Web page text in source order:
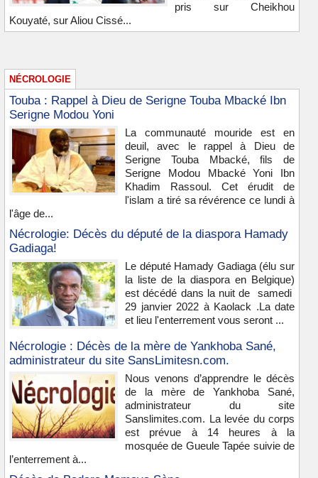
pris sur Cheikhou
Kouyaté, sur Aliou Cissé...
NÉCROLOGIE
Touba : Rappel à Dieu de Serigne Touba Mbacké Ibn
Serigne Modou Yoni
La communauté mouride est en
deuil, avec le rappel à Dieu de
Serigne Touba Mbacké, fils de
Serigne Modou Mbacké Yoni Ibn
Khadim Rassoul. Cet érudit de
l'islam a tiré sa révérence ce lundi à
l'âge de...
Nécrologie: Décès du député de la diaspora Hamady
Gadiaga!
Le député Hamady Gadiaga (élu sur
la liste de la diaspora en Belgique)
est décédé dans la nuit de samedi
29 janvier 2022 à Kaolack .La date
et lieu l'enterrement vous seront ...
Nécrologie : Décès de la mère de Yankhoba Sané,
administrateur du site SansLimitesn.com.
Nous venons d’apprendre le décès
de la mère de Yankhoba Sané,
administrateur du site
Sanslimites.com. La levée du corps
est prévue à 14 heures à la
mosquée de Gueule Tapée suivie de
l’enterrement à...